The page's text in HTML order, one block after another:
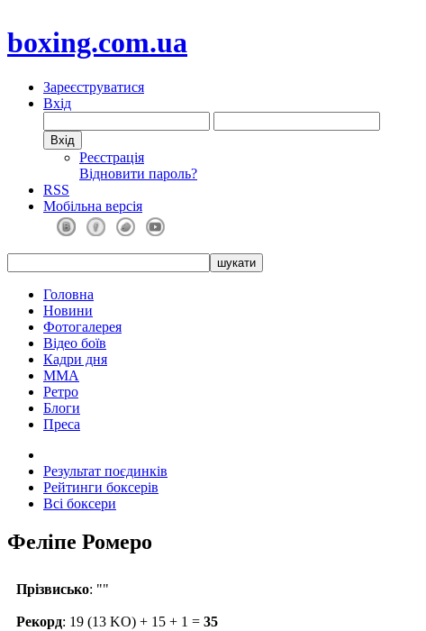
boxing.com.ua
Зареєструватися
Вхід
Реєстрація
Відновити пароль?
RSS
Мобільна версія
Головна
Новини
Фотогалерея
Відео боїв
Кадри дня
ММА
Ретро
Блоги
Преса
Результат поєдинків
Рейтинги боксерів
Всі боксери
Феліпе Ромеро
Прізвисько: ""
Рекорд: 19 (13 KO) + 15 + 1 = 35